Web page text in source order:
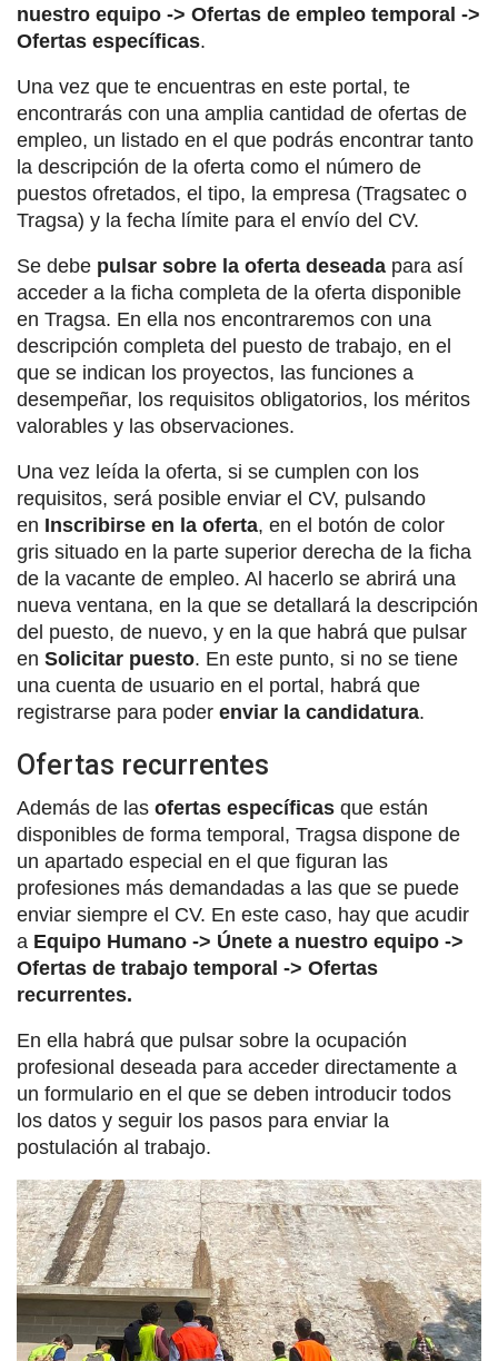
nuestro equipo -> Ofertas de empleo temporal ->
Ofertas específicas.
Una vez que te encuentras en este portal, te
encontrarás con una amplia cantidad de ofertas de
empleo, un listado en el que podrás encontrar tanto
la descripción de la oferta como el número de
puestos ofretados, el tipo, la empresa (Tragsatec o
Tragsa) y la fecha límite para el envío del CV.
Se debe pulsar sobre la oferta deseada para así
acceder a la ficha completa de la oferta disponible
en Tragsa. En ella nos encontraremos con una
descripción completa del puesto de trabajo, en el
que se indican los proyectos, las funciones a
desempeñar, los requisitos obligatorios, los méritos
valorables y las observaciones.
Una vez leída la oferta, si se cumplen con los
requisitos, será posible enviar el CV, pulsando
en Inscribirse en la oferta, en el botón de color
gris situado en la parte superior derecha de la ficha
de la vacante de empleo. Al hacerlo se abrirá una
nueva ventana, en la que se detallará la descripción
del puesto, de nuevo, y en la que habrá que pulsar
en Solicitar puesto. En este punto, si no se tiene
una cuenta de usuario en el portal, habrá que
registrarse para poder enviar la candidatura.
Ofertas recurrentes
Además de las ofertas específicas que están
disponibles de forma temporal, Tragsa dispone de
un apartado especial en el que figuran las
profesiones más demandadas a las que se puede
enviar siempre el CV. En este caso, hay que acudir
a Equipo Humano -> Únete a nuestro equipo ->
Ofertas de trabajo temporal -> Ofertas
recurrentes.
En ella habrá que pulsar sobre la ocupación
profesional deseada para acceder directamente a
un formulario en el que se deben introducir todos
los datos y seguir los pasos para enviar la
postulación al trabajo.